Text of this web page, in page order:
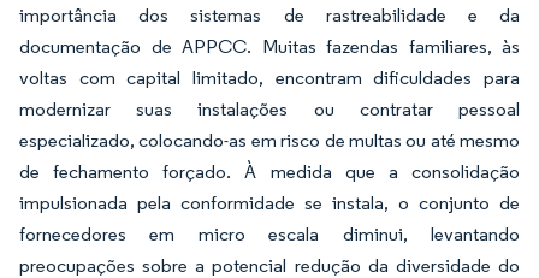
importância dos sistemas de rastreabilidade e da
documentação de APPCC. Muitas fazendas familiares, às
voltas com capital limitado, encontram dificuldades para
modernizar suas instalações ou contratar pessoal
especializado, colocando-as em risco de multas ou até mesmo
de fechamento forçado. À medida que a consolidação
impulsionada pela conformidade se instala, o conjunto de
fornecedores em micro escala diminui, levantando
preocupações sobre a potencial redução da diversidade do